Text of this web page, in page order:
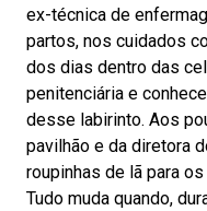
ex-técnica de
partos, nos cuidados
dos dias dentro das
penitenciária e
desse labirinto. Aos
pavilhão e da diretora
roupinhas de lã para
Tudo muda quando,